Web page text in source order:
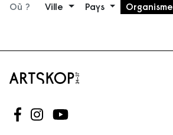
Où ? Ville Pays Organisme
Suivez-nous sur Facebook
Suivez-nous sur Instagram
Suivez-nous sur Youtube